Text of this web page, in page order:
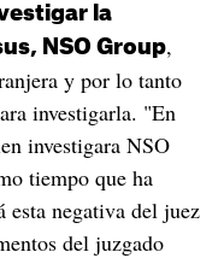
la
NSO Group,
y por lo tanto
investigarla. "En
investigara NSO
tiempo que ha
esta negativa del juez
del juzgado